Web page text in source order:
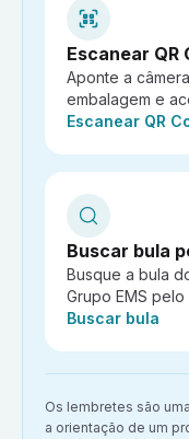
Escanear QR
Aponte a
embalagem e
Ação:
Escanear QR
Buscar bula
Busque a bula
Grupo EMS
Ação:
Buscar bula
Aviso importante:
Os lembretes são
a orientação de um